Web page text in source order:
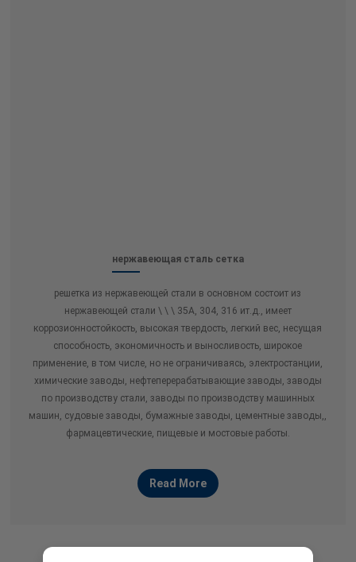
нержавеющая сталь сетка
решетка из нержавеющей стали в основном состоит из
нержавеющей стали \ \ \ 35А, 304, 316 ит.д., имеет
коррозионностойкость, высокая твердость, легкий вес, несущая
способность, экономичность и выносливость, широкое
применение, в том числе, но не ограничиваясь, электростанции,
химические заводы, нефтеперерабатывающие заводы, заводы
по производству стали, заводы по производству машинных
машин, судовые заводы, бумажные заводы, цементные заводы,,
фармацевтические, пищевые и мостовые работы.
Read More